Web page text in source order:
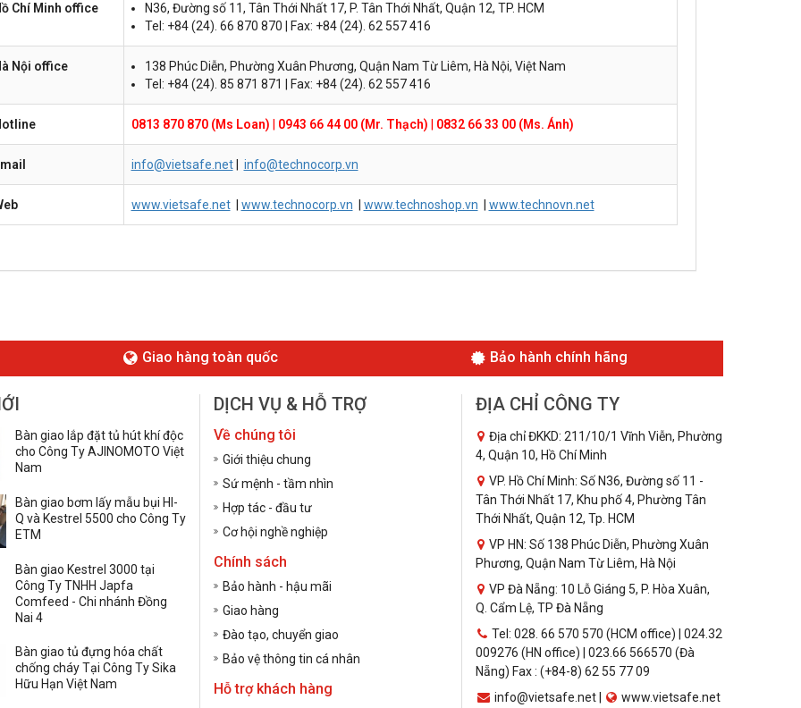
Chí Minh office
N36, Đường số 11, Tân Thới Nhất 17, P. Tân Thới Nhất, Quận 12, TP. HCM
Tel: +84 (24). 66 870 870 | Fax: +84 (24). 62 557 416
Nội office
138 Phúc Diễn, Phường Xuân Phương, Quận Nam Từ Liêm, Hà Nội, Việt Nam
Tel: +84 (24). 85 871 871 | Fax: +84 (24). 62 557 416
0813 870 870 (Ms Loan) 0943 66 44 00 (Mr. Thạch) 0832 66 33 00 (Ms. Ánh)
info@vietsafe.net| info@technocorp.vn
www.vietsafe.net| www.technocorp.vn www.technoshop.vn www.technovn.net
Giao hàng toàn quốc Bảo hành chính hãng
Bàn giao lắp đặt tủ hút khí độc
cho Công Ty AJINOMOTO Việt
Nam
Bàn giao bơm lấy mẫu bụi HI-
Q và Kestrel 5500 cho Công Ty
ETM
Bàn giao Kestrel 3000 tại
Công Ty TNHH Japfa
Comfeed - Chi nhánh Đồng
Nai 4
Bàn giao tủ đựng hóa chất
chống cháy Tại Công Ty Sika
Hữu Hạn Việt Nam
DỊCH VỤ & HỖ TRỢ
Về chúng tôi
Giới thiệu chung
Sứ mệnh - tầm nhìn
Hợp tác - đầu tư
Cơ hội nghề nghiệp
Chính sách
Bảo hành - hậu mãi
Giao hàng
Đào tạo, chuyển giao
Bảo vệ thông tin cá nhân
Hỗ trợ khách hàng
ĐỊA CHỈ CÔNG TY
Địa chỉ ĐKKD: 211/10/1 Vĩnh Viễn, Phường
4, Quận 10, Hồ Chí Minh
VP. Hồ Chí Minh: Số N36, Đường số 11 -
Tân Thới Nhất 17, Khu phố 4, Phường Tân
Thới Nhất, Quận 12, Tp. HCM
VP HN: Số 138 Phúc Diễn, Phường Xuân
Phương, Quận Nam Từ Liêm, Hà Nội
VP Đà Nẵng: 10 Lỗ Giáng 5, P. Hòa Xuân,
Q. Cẩm Lệ, TP Đà Nẵng
Tel: 028. 66 570 570 (HCM office) | 024.32
009276 (HN office) | 023.66 566570 (Đà
Nẵng) Fax : (+84-8) 62 55 77 09
info@vietsafe.net |
www.vietsafe.net